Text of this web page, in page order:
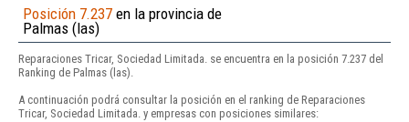
Posición 7.237 en la provincia de
Palmas (las)
Reparaciones Tricar, Sociedad Limitada. se encuentra en la posición 7.237 del
Ranking de Palmas (las).
A continuación podrá consultar la posición en el ranking de Reparaciones
Tricar, Sociedad Limitada. y empresas con posiciones similares: